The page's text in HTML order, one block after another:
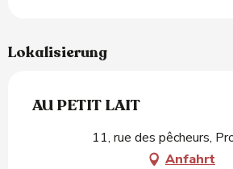
Lokalisierung
AU PETIT LAIT
11, rue des pêcheurs,
Anfahrt